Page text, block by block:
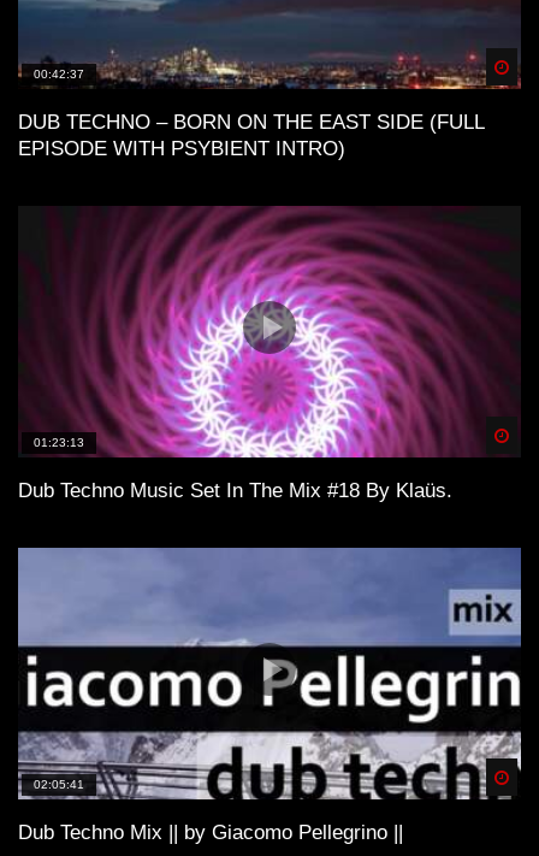
00:42:37
DUB TECHNO – BORN ON THE EAST SIDE (FULL
EPISODE WITH PSYBIENT INTRO)
01:23:13
Dub Techno Music Set In The Mix #18 By Klaüs.
02:05:41
Dub Techno Mix || by Giacomo Pellegrino ||